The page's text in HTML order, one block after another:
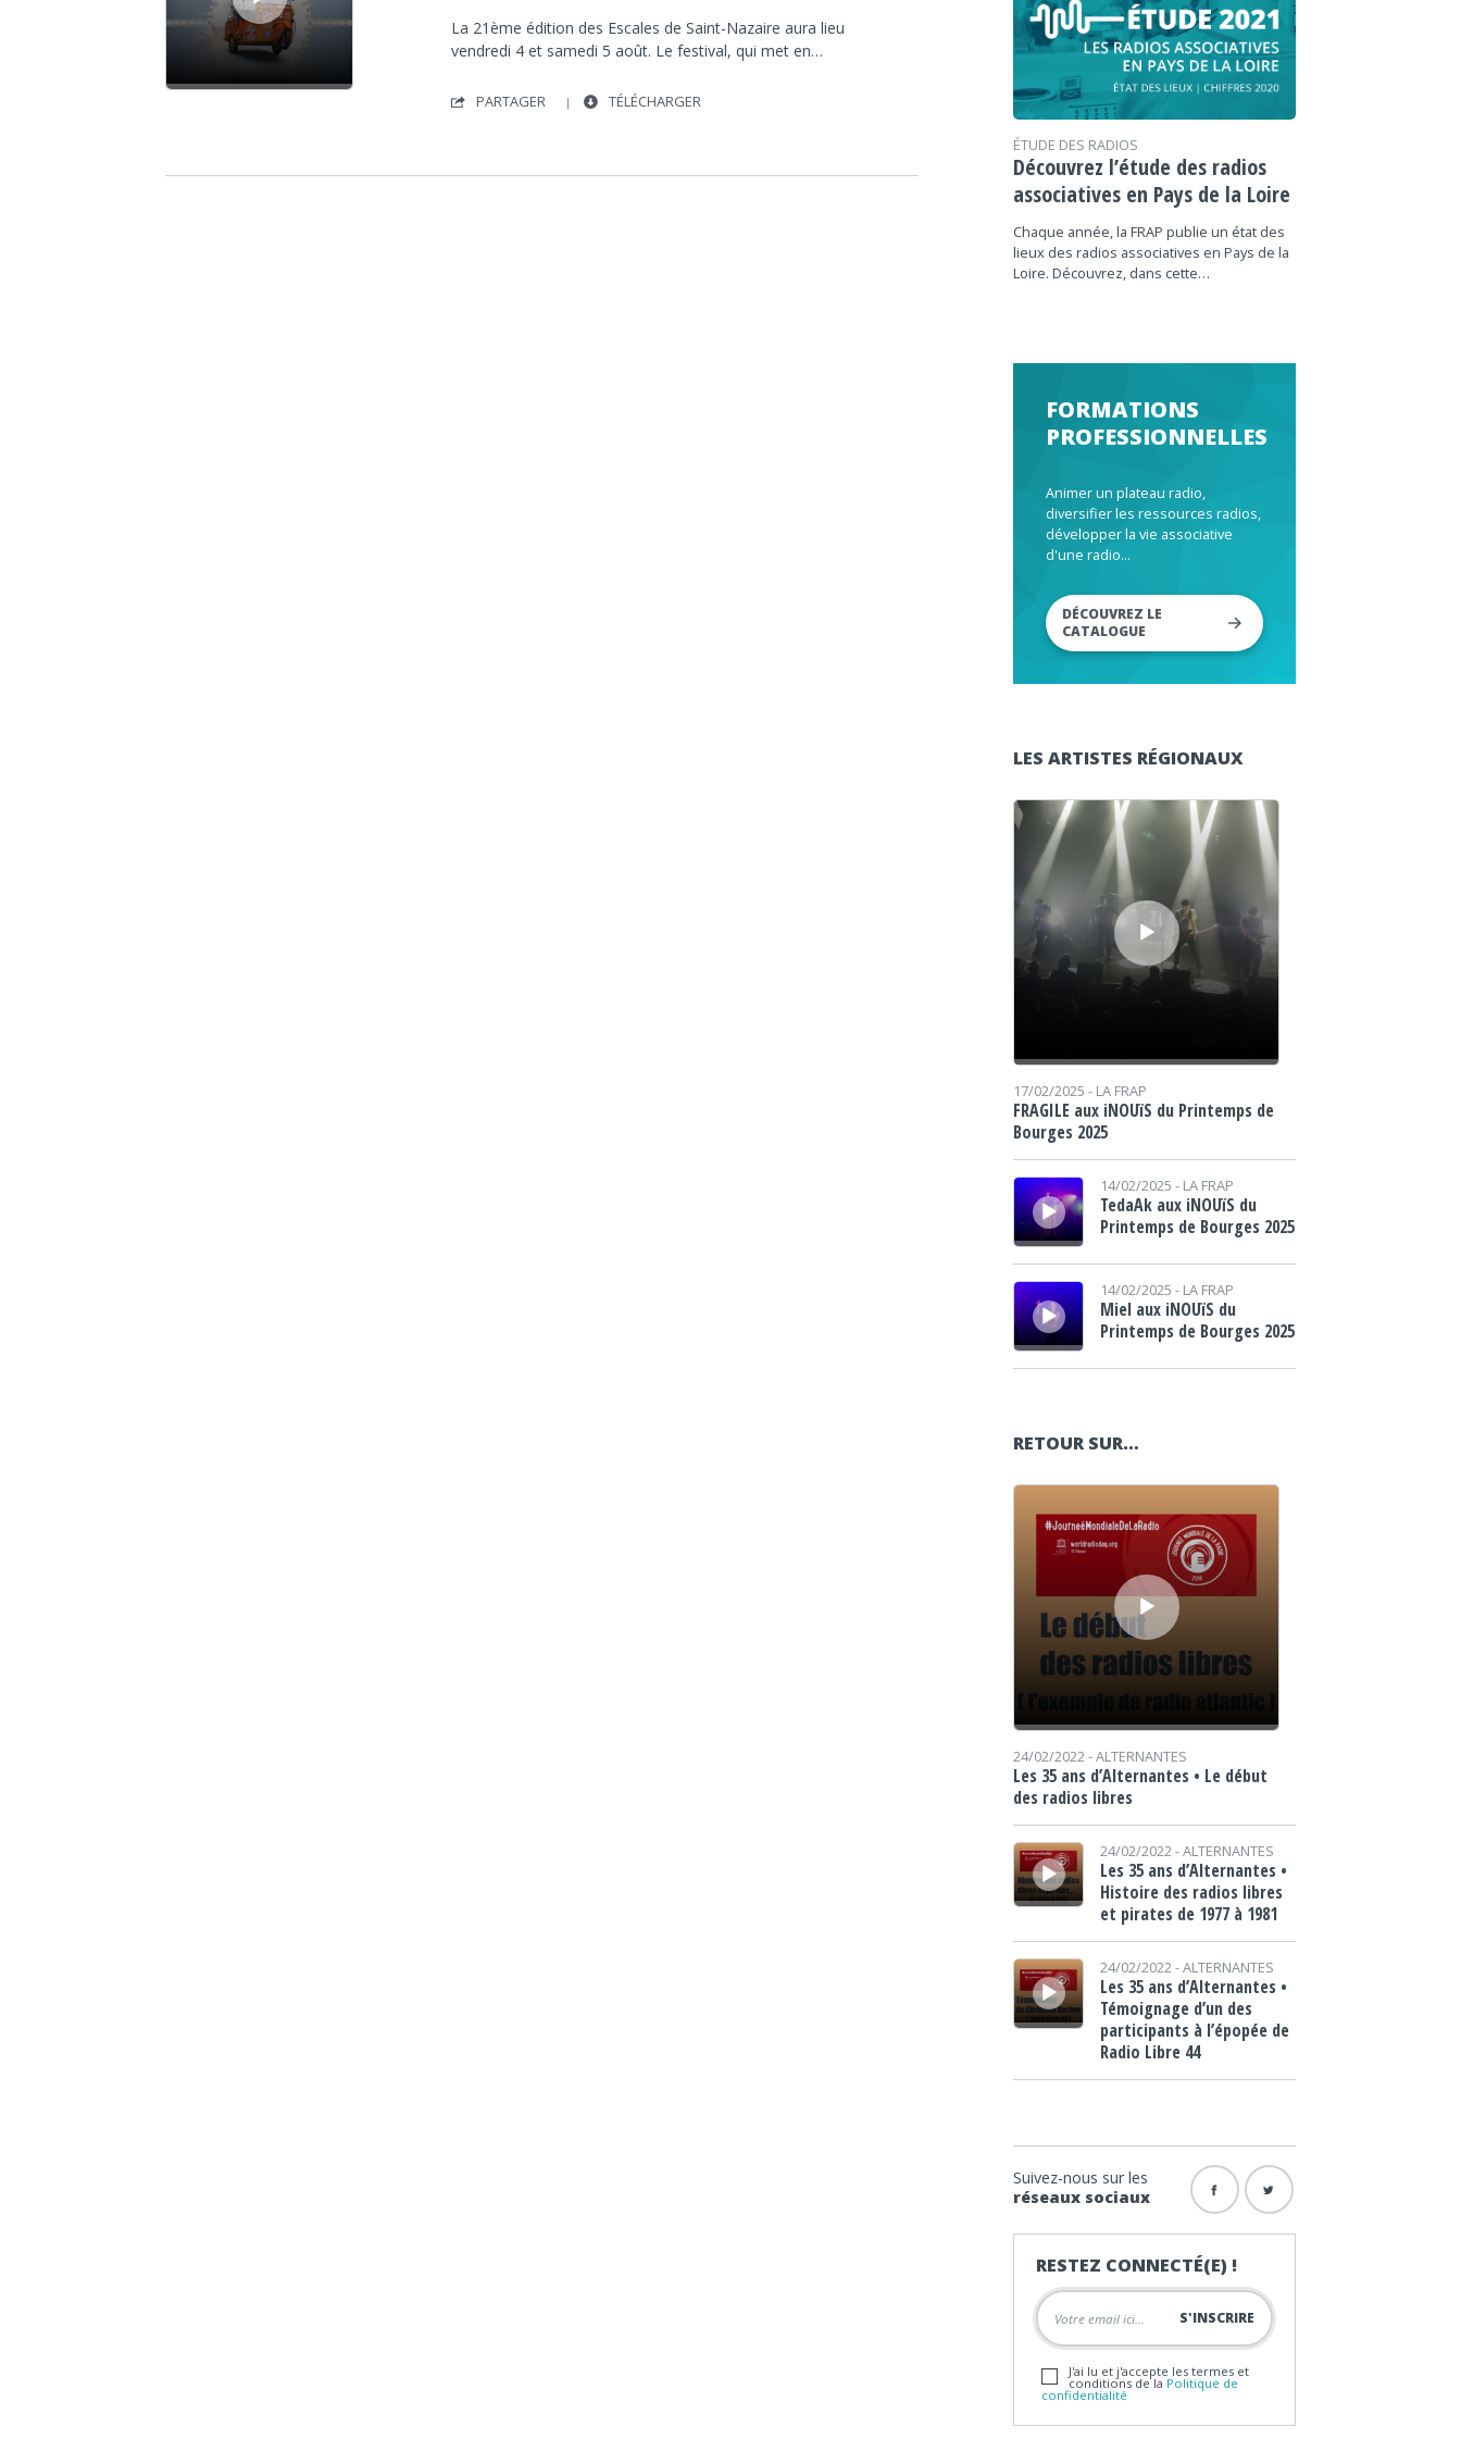
La 21ème édition des Escales de Saint-Nazaire aura lieu
vendredi 4 et samedi 5 août. Le festival, qui met en…
PARTAGER TÉLÉCHARGER
ÉTUDE DES RADIOS
Découvrez l’étude des radios
associatives en Pays de la Loire
Chaque année, la FRAP publie un état des
lieux des radios associatives en Pays de la
Loire. Découvrez, dans cette…
FORMATIONS
PROFESSIONNELLES
Animer un plateau radio,
diversifier les ressources radios,
développer la vie associative
d'une radio...
DÉCOUVREZ LE
CATALOGUE
LES ARTISTES RÉGIONAUX
Lecteur audio
17/02/2025 - LA FRAP
FRAGILE aux iNOUïS du Printemps de
Bourges 2025
Lecteur audio
14/02/2025 - LA FRAP
TedaAk aux iNOUïS du
Printemps de Bourges 2025
Lecteur audio 14/02/2025 - LA FRAP
Miel aux iNOUïS du
Printemps de Bourges 2025
RETOUR SUR…
Lecteur audio
24/02/2022 -ALTERNANTES
Les 35 ans d’Alternantes • Le début
des radios libres
Lecteur audio
24/02/2022 -ALTERNANTES
Les 35 ans d’Alternantes •
Histoire des radios libres
et pirates de 1977 à 1981
Lecteur audio
24/02/2022 -ALTERNANTES
Les 35 ans d’Alternantes •
Témoignage d’un des
participants à l’épopée de
Radio Libre 44
Suivez-nous sur les
réseaux sociaux
RESTEZ CONNECTÉ(E) !
J'ai lu et j'accepte les termes et
conditions de la Politique de
confidentialité